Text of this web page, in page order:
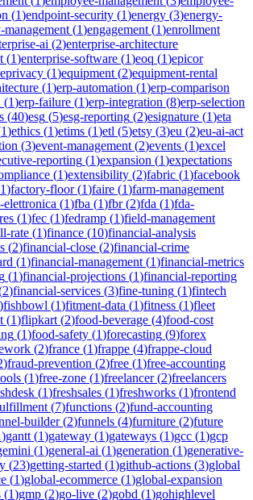
(1)endpoint-security (1)energy (3)energy-
management (1)engagement (1)enrollment
ai (2)enterprise-architecture
(1)enterprise-software (1)eoq (1)epicor
eprivacy (1)equipment (2)equipment-rental
(1)erp-automation (1)erp-comparison
(1)erp-failure (1)erp-integration (8)erp-selection
(40)esg (5)esg-reporting (2)esignature (1)eta
1)ethics (1)etims (1)etl (5)etsy (3)eu (2)eu-ai-act
(3)event-management (2)events (1)excel
reporting (1)expansion (1)expectations
(1)extensibility (2)fabric (1)facebook
1)factory-floor(1)faire (1)farm-management
elettronica (1)fba (1)fbr(2)fda (1)fda-
(1)fec (1)fedramp (1)field-management
rate (1)finance (10)financial-analysis
(2)financial-close (2)financial-crime
(1)financial-management (1)financial-metrics
(1)financial-projections (1)financial-reporting
2)financial-services (3)fine-tuning (1)fintech
)fishbowl (1)fitment-data (1)fitness (1)fleet
(1)flipkart (2)food-beverage (4)food-cost
(1)food-safety (1)forecasting (9)forex
(2)france (1)frappe (4)frappe-cloud
)fraud-prevention (2)free (1)free-accounting
(1)free-zone (1)freelancer(2)freelancers
(1)freshsales (1)freshworks (1)frontend
(7)functions (2)fund-accounting
builder(2)funnels (4)furniture (2)future
)gantt (1)gateway (1)gateways (1)gcc (1)gcp
(1)general-ai (1)generation (1)generative-
(23)getting-started (1)github-actions (3)global
(1)global-ecommerce (1)global-expansion
(1)gmp (2)go-live (2)gobd (1)gohighlevel